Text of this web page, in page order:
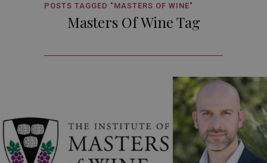
POSTS TAGGED "MASTERS OF WINE"
Masters Of Wine Tag